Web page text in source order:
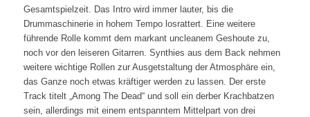
Gesamtspielzeit. Das Intro wird immer lauter, bis die
Drummaschinerie in hohem Tempo losrattert. Eine weitere
führende Rolle kommt dem markant uncleanem Geshoute zu,
noch vor den leiseren Gitarren. Synthies aus dem Back nehmen
weitere wichtige Rollen zur Ausgetstaltung der Atmosphäre ein,
das Ganze noch etwas kräftiger werden zu lassen. Der erste
Track titelt „Among The Dead“ und soll ein derber Krachbatzen
sein, allerdings mit einem entspanntem Mittelpart von drei